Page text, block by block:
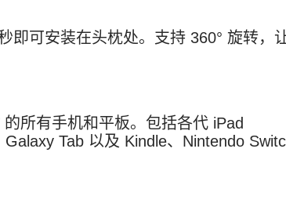
即可安装在头枕处。支持 360° 旋转，
的所有手机和平板。包括各代 iPad
Tab 以及 Kindle、Nintendo